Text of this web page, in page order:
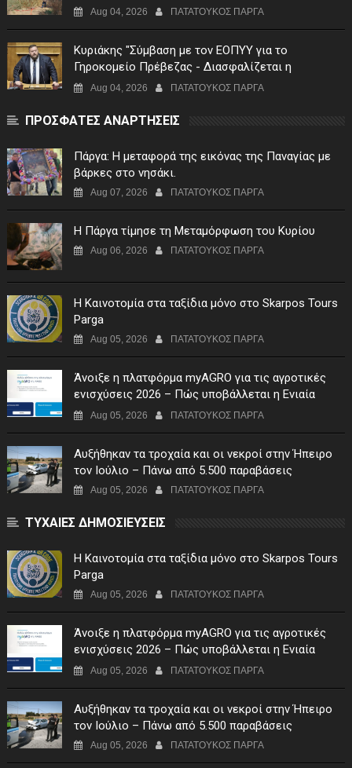
Aug 04, 2026 ΠΑΤΑΤΟΥΚΟΣ ΠΑΡΓΑ
Κυριάκης "Σύμβαση με τον ΕΟΠΥΥ για το
Γηροκομείο Πρέβεζας - Διασφαλίζεται η
χρηματοδότηση της λειτουργίας του"
Aug 04, 2026 ΠΑΤΑΤΟΥΚΟΣ ΠΑΡΓΑ
ΠΡΟΣΦΑΤΕΣ ΑΝΑΡΤΗΣΕΙΣ
Πάργα: Η μεταφορά της εικόνας της Παναγίας με
βάρκες στο νησάκι.
Aug 07, 2026 ΠΑΤΑΤΟΥΚΟΣ ΠΑΡΓΑ
Η Πάργα τίμησε τη Μεταμόρφωση του Κυρίου
Aug 06, 2026 ΠΑΤΑΤΟΥΚΟΣ ΠΑΡΓΑ
Η Καινοτομία στα ταξίδια μόνο στο Skarpos Tours
Parga
Aug 05, 2026 ΠΑΤΑΤΟΥΚΟΣ ΠΑΡΓΑ
Άνοιξε η πλατφόρμα myAGRO για τις αγροτικές
ενισχύσεις 2026 – Πώς υποβάλλεται η Ενιαία
Αίτηση Ενίσχυσης
Aug 05, 2026 ΠΑΤΑΤΟΥΚΟΣ ΠΑΡΓΑ
Αυξήθηκαν τα τροχαία και οι νεκροί στην Ήπειρο
τον Ιούλιο – Πάνω από 5.500 παραβάσεις
Aug 05, 2026 ΠΑΤΑΤΟΥΚΟΣ ΠΑΡΓΑ
ΤΥΧΑΙΕΣ ΔΗΜΟΣΙΕΥΣΕΙΣ
Η Καινοτομία στα ταξίδια μόνο στο Skarpos Tours
Parga
Aug 05, 2026 ΠΑΤΑΤΟΥΚΟΣ ΠΑΡΓΑ
Άνοιξε η πλατφόρμα myAGRO για τις αγροτικές
ενισχύσεις 2026 – Πώς υποβάλλεται η Ενιαία
Αίτηση Ενίσχυσης
Aug 05, 2026 ΠΑΤΑΤΟΥΚΟΣ ΠΑΡΓΑ
Αυξήθηκαν τα τροχαία και οι νεκροί στην Ήπειρο
τον Ιούλιο – Πάνω από 5.500 παραβάσεις
Aug 05, 2026 ΠΑΤΑΤΟΥΚΟΣ ΠΑΡΓΑ